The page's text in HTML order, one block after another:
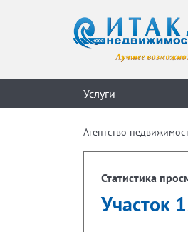
Услуги
Агентство
Статистика
Участок